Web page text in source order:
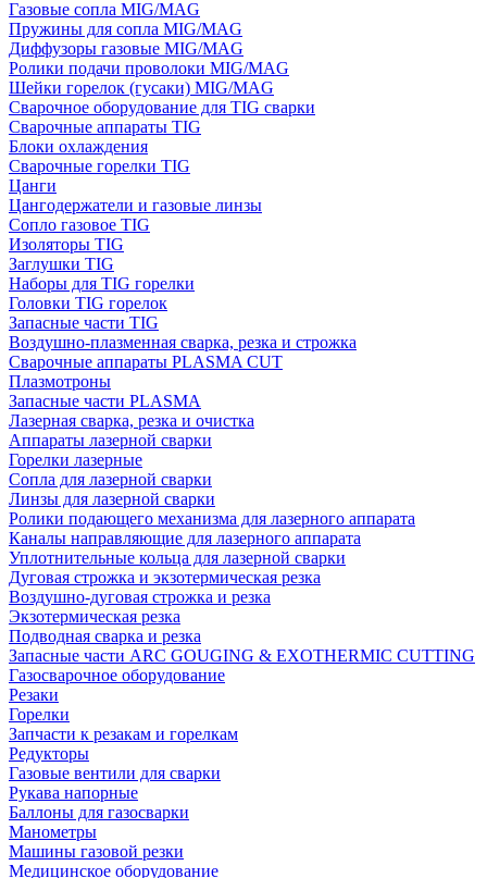
Газовые сопла MIG/MAG
Пружины для сопла MIG/MAG
Диффузоры газовые MIG/MAG
Ролики подачи проволоки MIG/MAG
Шейки горелок (гусаки) MIG/MAG
Сварочное оборудование для TIG сварки
Сварочные аппараты TIG
Блоки охлаждения
Сварочные горелки TIG
Цанги
Цангодержатели и газовые линзы
Сопло газовое TIG
Изоляторы TIG
Заглушки TIG
Наборы для TIG горелки
Головки TIG горелок
Запасные части TIG
Воздушно-плазменная сварка, резка и строжка
Сварочные аппараты PLASMA CUT
Плазмотроны
Запасные части PLASMA
Лазерная сварка, резка и очистка
Аппараты лазерной сварки
Горелки лазерные
Сопла для лазерной сварки
Линзы для лазерной сварки
Ролики подающего механизма для лазерного аппарата
Каналы направляющие для лазерного аппарата
Уплотнительные кольца для лазерной сварки
Дуговая строжка и экзотермическая резка
Воздушно-дуговая строжка и резка
Экзотермическая резка
Подводная сварка и резка
Запасные части ARC GOUGING & EXOTHERMIC CUTTING
Газосварочное оборудование
Резаки
Горелки
Запчасти к резакам и горелкам
Редукторы
Газовые вентили для сварки
Рукава напорные
Баллоны для газосварки
Манометры
Машины газовой резки
Медицинское оборудование